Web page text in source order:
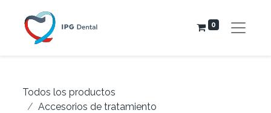
0
Todos los productos
Accesorios de tratamiento